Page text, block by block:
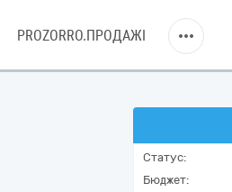
PROZORRO.ПРОДАЖІ
Статус:
Бюджет: